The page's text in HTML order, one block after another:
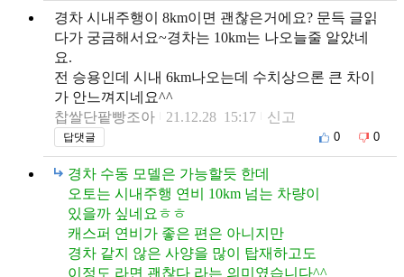
경차 시내주행이 8km이면 괜찮은거에요? 문득 글읽
다가 궁금해서요~경차는 10km는 나오늘줄 알았네
요.
전 승용인데 시내 6km나오는데 수치상으론 큰 차이
가 안느껴지네요^^
찹쌀단팥빵조아
21.12.28 15:17 신고
답댓글 0 0
경차 수동 모델은 가능할듯 한데
오토는 시내주행 연비 10km 넘는 차량이
있을까 싶네요ㅎㅎ
캐스퍼 연비가 좋은 편은 아니지만
경차 같지 않은 사양을 많이 탑재하고도
이정도 라면 괜찮다 라는 의미였습니다^^